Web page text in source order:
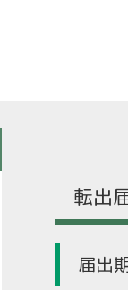
転出
届出